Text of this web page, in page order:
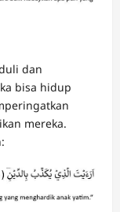
dan
bisa hidup
mereka.